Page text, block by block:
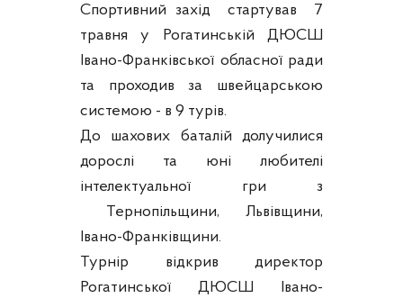
Спортивний захід стартував 7
травня у Рогатинській ДЮСШ
Івано-Франківської обласної ради
та проходив за швейцарською
системою - в 9 турів.
До шахових баталій долучилися
дорослі та юні любителі
інтелектуальної гри з
Тернопільщини, Львівщини,
Івано-Франківщини.
Турнір відкрив директор
Рогатинської ДЮСШ Івано-